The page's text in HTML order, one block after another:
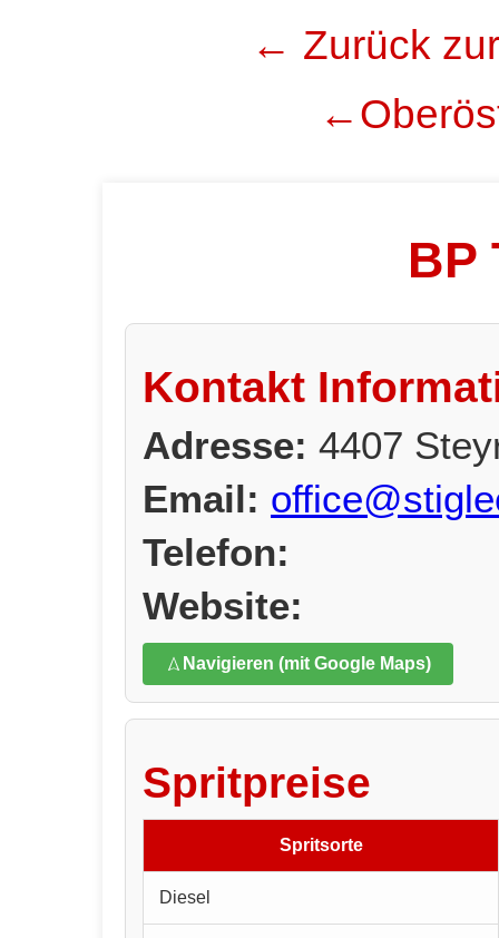
← Zurück
BP
Kontakt
Adresse: 4407
Email:
Telefon:
Website:
Navigieren (mit Google Maps)
Spritpreise
Spritsorte
Diesel